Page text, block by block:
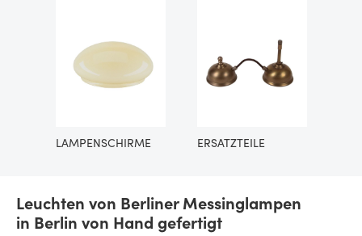
LAMPENSCHIRME ERSATZTEILE
Leuchten von Berliner Messinglampen
in Berlin von Hand gefertigt